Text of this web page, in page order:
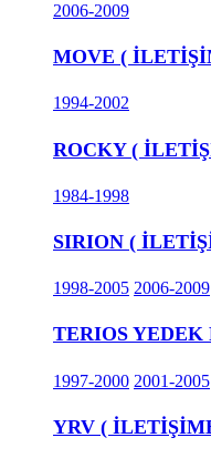
2006-2009
MOVE (
1994-2002
ROCKY (
1984-1998
SIRION (
1998-2005 2006-2009
TERIOS YEDEK
1997-2000 2001-2005
YRV (